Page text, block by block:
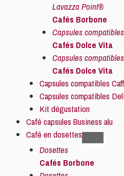
Lavazza Point®
Cafés Borbone
Capsules
Cafés Dolce Vita
Capsules
Cafés Dolce Vita
Capsules compatibles
Capsules compatibles
Kit dégustation
Café capsules Business alu
Café en dosettes
Dosettes
Cafés Borbone